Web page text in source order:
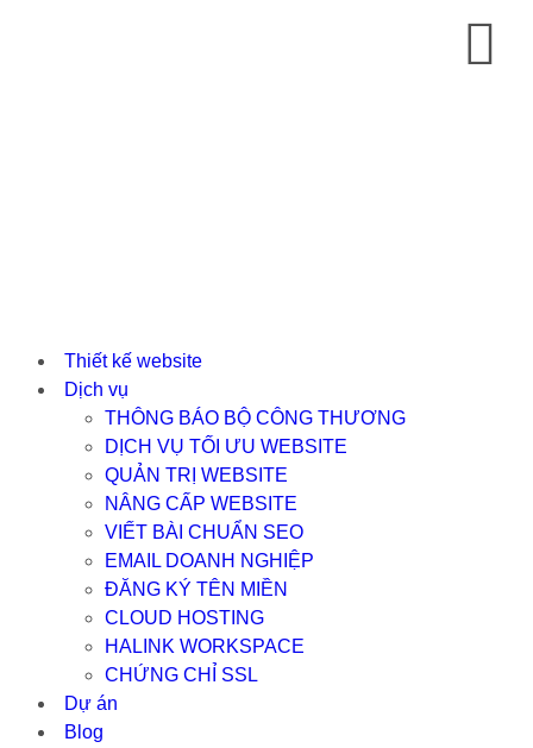
Thiết kế website
Dịch vụ
THÔNG BÁO BỘ CÔNG THƯƠNG
DỊCH VỤ TỐI ƯU WEBSITE
QUẢN TRỊ WEBSITE
NÂNG CẤP WEBSITE
VIẾT BÀI CHUẨN SEO
EMAIL DOANH NGHIỆP
ĐĂNG KÝ TÊN MIỀN
CLOUD HOSTING
HALINK WORKSPACE
CHỨNG CHỈ SSL
Dự án
Blog